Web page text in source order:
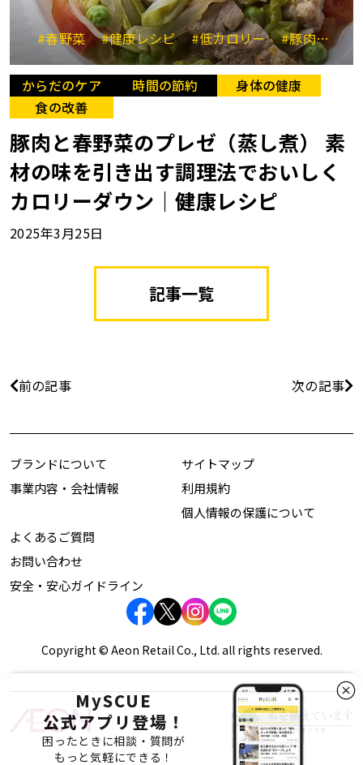
#春野菜 #健康レシピ #低カロリー #豚肉 #シ
からだのケア 時間の節約
身体の健康
食の改善
豚肉と春野菜のプレゼ（蒸し煮） 素
材の味を引き出す調理法でおいしく
カロリーダウン｜健康レシピ
2025年3月25日
記事一覧
前の記事 次の記事
MySCUE
公式アプリ登場！
困ったときに相談・質問が
もっと気軽にできる！
ブランドについて
事業内容・会社情報
サイトマップ
利用規約
個人情報の保護について
よくあるご質問
お問い合わせ
安全・安心ガイドライン
Copyright © Aeon Retail Co., Ltd. all rights reserved.